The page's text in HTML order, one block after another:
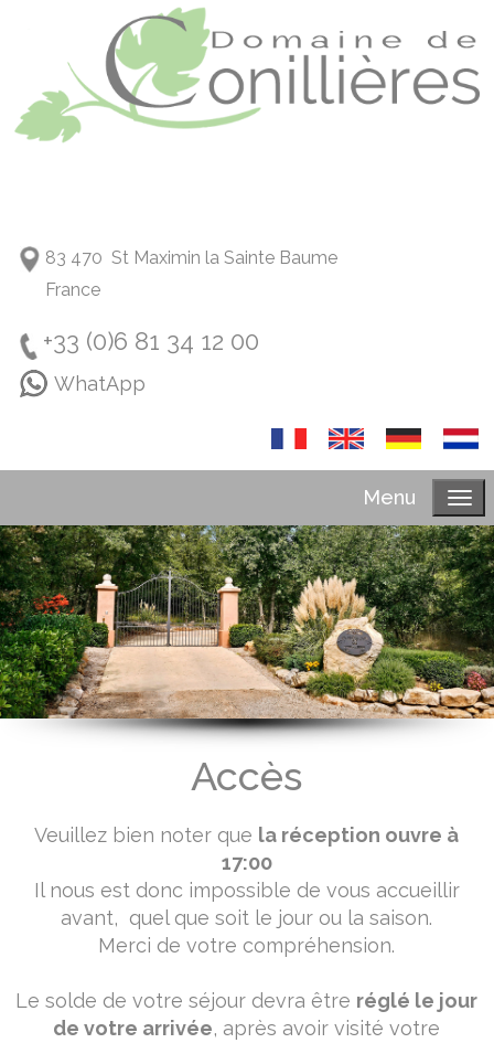
83 470 St Maximin la Sainte Baume
France
+33 (0)6 81 34 12 00
WhatApp
Menu
Accès
Veuillez bien noter que la réception ouvre à
17:00
Il nous est donc impossible de vous accueillir
avant, quel que soit le jour ou la saison.
Merci de votre compréhension.
Le solde de votre séjour devra être réglé le jour
de votre arrivée, après avoir visité votre